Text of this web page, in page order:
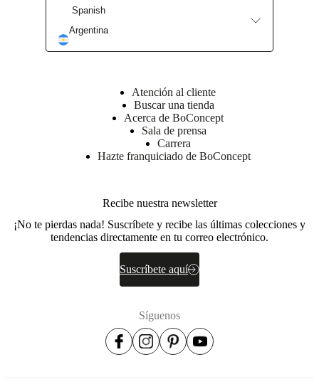
Servicio de diseño de interiores
Spanish
Argentina
Atención al cliente
Buscar una tienda
Acerca de BoConcept
Sala de prensa
Carrera
Hazte franquiciado de BoConcept
Recibe nuestra newsletter
¡No te pierdas nada! Suscríbete y recibe las últimas colecciones y
tendencias directamente en tu correo electrónico.
Suscríbete aquí
Síguenos